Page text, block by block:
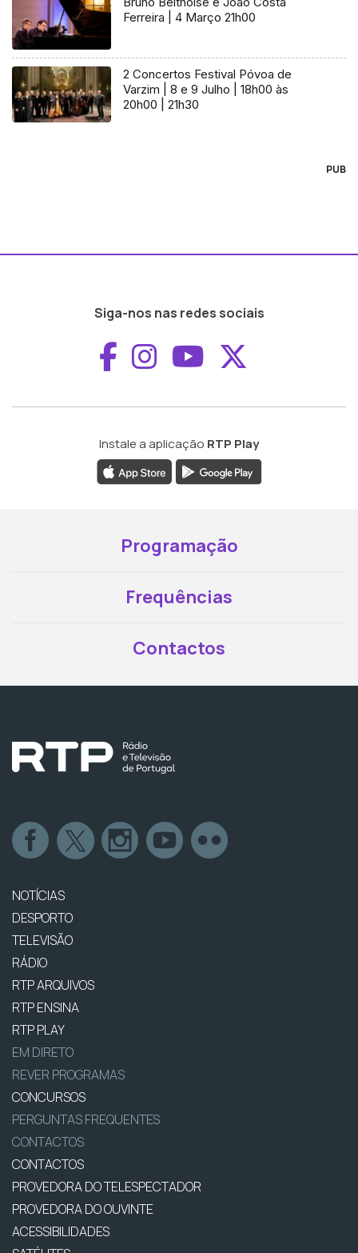
Ferreira | 4 Março 21h00
2 Concertos Festival Póvoa de
Varzim | 8 e 9 Julho | 18h00 às
20h00 | 21h30
PUB
Siga-nos nas redes sociais
Aceder ao
Aceder ao
Aceder ao
Instale a aplicação RTP Play
Programação
Frequências
Contactos
NOTÍCIAS
DESPORTO
TELEVISÃO
RÁDIO
RTP ARQUIVOS
RTP ENSINA
RTP PLAY
EM DIRETO
REVER PROGRAMAS
CONCURSOS
PERGUNTAS FREQUENTES
CONTACTOS
CONTACTOS
PROVEDORA DO TELESPECTADOR
PROVEDORA DO OUVINTE
ACESSIBILIDADES